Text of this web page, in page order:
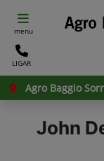
menu
LIGAR
Agro Baggio
John